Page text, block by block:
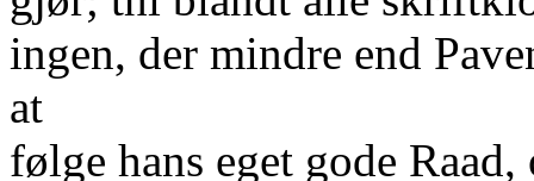
ingen, der mindre end
at
følge hans eget gode